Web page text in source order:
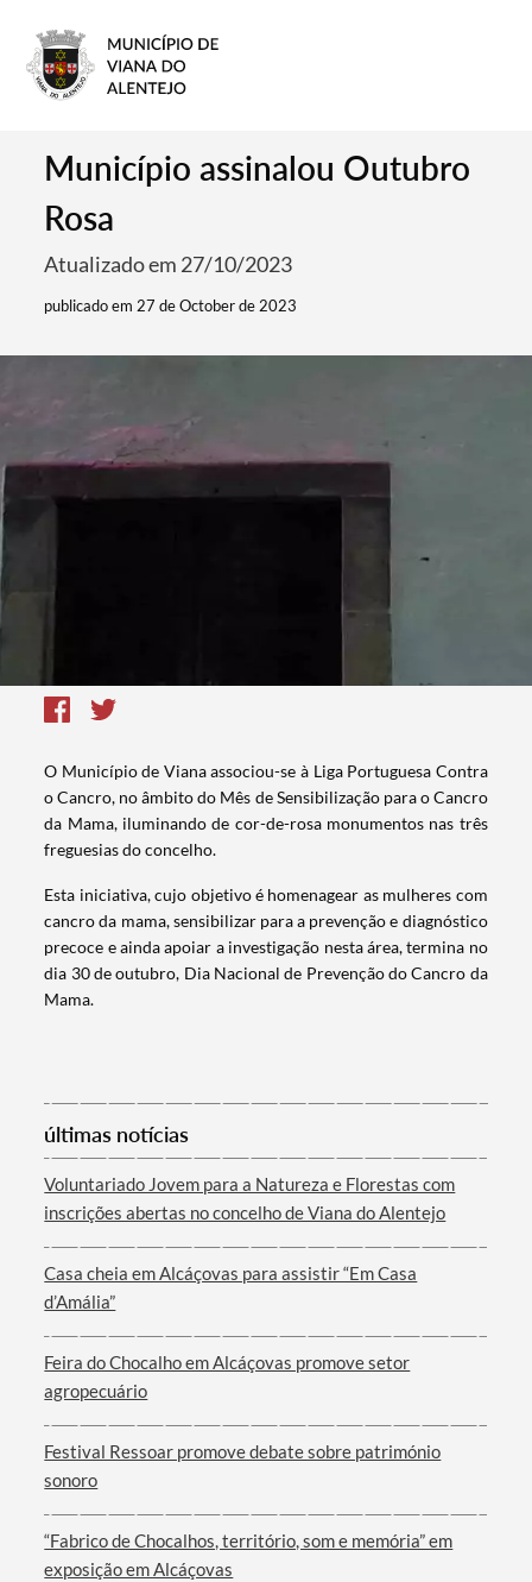
Termo de Pesquisa
Categorias gerais
Filtros
Município assinalou Outubro
Rosa
Atualizado em 27/10/2023
publicado em 27 de October de 2023
O Município de Viana associou-se à Liga Portuguesa Contra
o Cancro, no âmbito do Mês de Sensibilização para o Cancro
da Mama, iluminando de cor-de-rosa monumentos nas três
freguesias do concelho.
Esta iniciativa, cujo objetivo é homenagear as mulheres com
cancro da mama, sensibilizar para a prevenção e diagnóstico
precoce e ainda apoiar a investigação nesta área, termina no
dia 30 de outubro, Dia Nacional de Prevenção do Cancro da
Mama.
últimas notícias
Voluntariado Jovem para a Natureza e Florestas com
inscrições abertas no concelho de Viana do Alentejo
Casa cheia em Alcáçovas para assistir “Em Casa
d’Amália”
Feira do Chocalho em Alcáçovas promove setor
agropecuário
Festival Ressoar promove debate sobre património
sonoro
“Fabrico de Chocalhos, território, som e memória” em
exposição em Alcáçovas